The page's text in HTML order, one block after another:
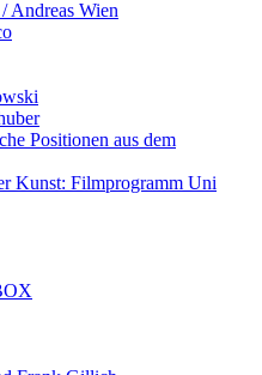
Andreas Wien
Positionen aus dem
Kunst: Filmprogramm Uni